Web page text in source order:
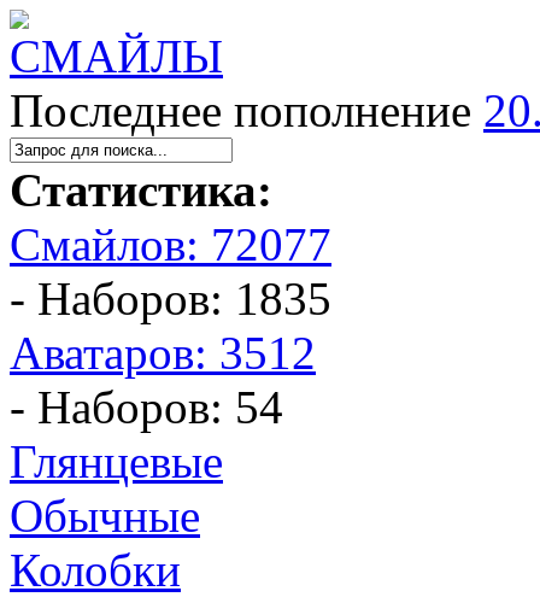
Последнее пополнение
Статистика:
Смайлов: 72077
- Наборов: 1835
Аватаров: 3512
- Наборов: 54
Глянцевые
Обычные
Колобки